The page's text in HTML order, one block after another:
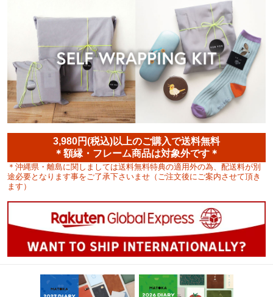
3,980円(税込)以上のご購入で送料無料
＊額縁・フレーム商品は対象外です＊
＊沖縄県・離島に関しましては送料無料特典の適用外の為、配送料が別
途必要となります事をご了承下さいませ（ご注文後にご案内させて頂き
ます）